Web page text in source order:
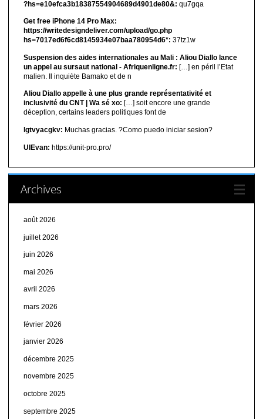
?hs=e10efca3b18387554904689d4901de80&: qu7gqa
Get free iPhone 14 Pro Max:
https://writedesigndeliver.com/upload/go.php
hs=7017ed6f6cd8145934e07baa780954d6*: 37tz1w
Suspension des aides internationales au Mali : Aliou Diallo lance
un appel au sursaut national - Afriquenligne.fr: […] en péril l’Etat
malien. Il inquiète Bamako et de n
Aliou Diallo appelle à une plus grande représentativité et
inclusivité du CNT | Wa sé xo: […] soit encore une grande
déception, certains leaders politiques font de
lgtvyacgkv: Muchas gracias. ?Como puedo iniciar sesion?
UIEvan: https://unit-pro.pro/
Archives
août 2026
juillet 2026
juin 2026
mai 2026
avril 2026
mars 2026
février 2026
janvier 2026
décembre 2025
novembre 2025
octobre 2025
septembre 2025